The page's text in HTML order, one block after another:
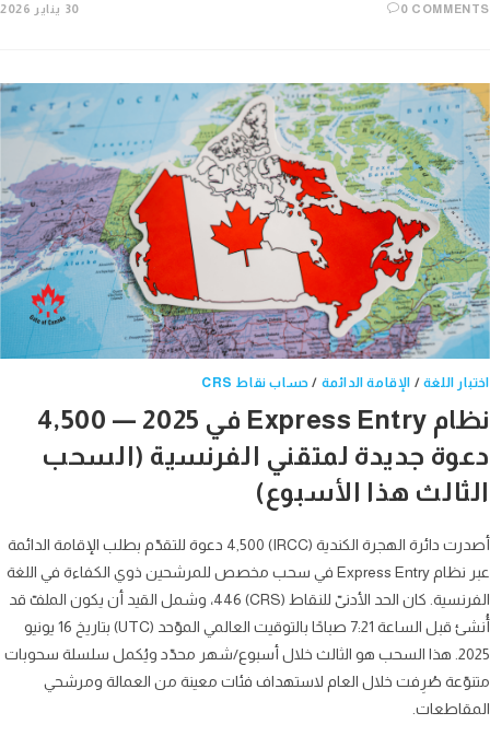
0
اللغة/الإقامة الدائمة/حساب نقاط CRS
نظام Express Entry في 2025 — 4,500
جديدة لمتقني الفرنسية (السحب
هذا الأسبوع)
أصدرت دائرة الهجرة الكندية (IRCC) 4,500 دعوة للتقدّم بطلب الإقامة الدائمة
عبر نظام Express Entry في سحب مخصص للمرشحين ذوي الكفاءة في اللغة
الفرنسية. كان الحد الأدنىّ للنقاط (CRS) 446، وشمل القيد أن يكون الملفّ قد
أُنشئ قبل الساعة 7:21 صباحًا بالتوقيت العالمي الموّحد (UTC) بتاريخ 16 يونيو
2025. هذا السحب هو الثالث خلال أسبوع/شهر محدّد ويُكمل سلسلة سحوبات
صُرِفت خلال العام لاستهداف فئات معينة من العمالة ومرشحي